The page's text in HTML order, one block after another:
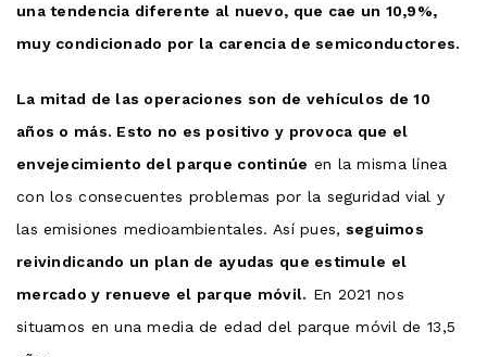
una tendencia diferente al nuevo, que cae un 10,9%,
muy condicionado por la carencia de semiconductores.
La mitad de las operaciones son de vehículos de 10
años o más. Esto no es positivo y provoca que el
envejecimiento del parque continúe en la misma línea
con los consecuentes problemas por la seguridad vial y
las emisiones medioambientales. Así pues, seguimos
reivindicando un plan de ayudas que estimule el
mercado y renueve el parque móvil. En 2021 nos
situamos en una media de edad del parque móvil de 13,5